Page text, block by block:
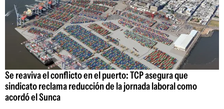
Se reaviva el conflicto en el puerto: TCP asegura que
sindicato reclama reducción de la jornada laboral como
acordó el Sunca